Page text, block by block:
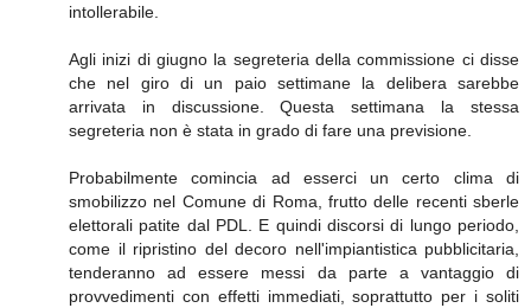
intollerabile.
Agli inizi di giugno la segreteria della commissione ci disse
che nel giro di un paio settimane la delibera sarebbe
arrivata in discussione. Questa settimana la stessa
segreteria non è stata in grado di fare una previsione.
Probabilmente comincia ad esserci un certo clima di
smobilizzo nel Comune di Roma, frutto delle recenti sberle
elettorali patite dal PDL. E quindi discorsi di lungo periodo,
come il ripristino del decoro nell'impiantistica pubblicitaria,
tenderanno ad essere messi da parte a vantaggio di
provvedimenti con effetti immediati, soprattutto per i soliti